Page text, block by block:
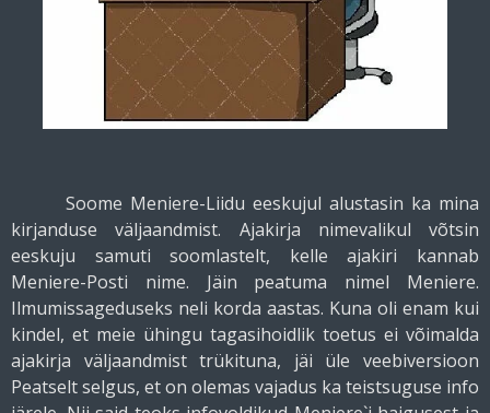
Soome Meniere-Liidu eeskujul alustasin ka mina
kirjanduse väljaandmist. Ajakirja nimevalikul võtsin
eeskuju samuti soomlastelt, kelle ajakiri kannab
Meniere-Posti nime. Jäin peatuma nimel Meniere.
Ilmumissageduseks neli korda aastas. Kuna oli enam kui
kindel, et meie ühingu tagasihoidlik toetus ei võimalda
ajakirja väljaandmist trükituna, jäi üle veebiversioon
Peatselt selgus, et on olemas vajadus ka teistsuguse info